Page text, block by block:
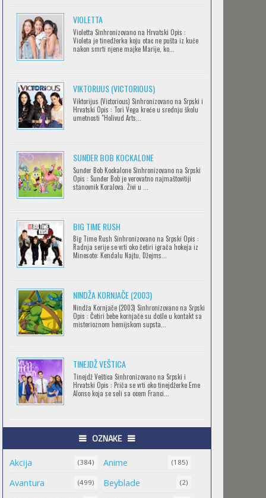
IPAK SE OKREĆE (GALILEO: EPPUR SI
MUOVE)
Feb 12 2023 |Gledaj »
Feb 12 2023 |
SERVAMP
Feb 12 2023 |Gledaj »
2.43: SEIIN HIGH SCHOOL BOYS
VOLLEYBALL TEAM
CLEAN FREAK! AOYAMA-KUN
RECORD OF RAGNAROK
Feb 11 2023 |Gledaj »
TORADORA
Feb 11 2023 |Gledaj »
TRIGUN STAMPEDE
Feb 11 2023 |Gledaj »
ORIENT
VIOLETTA
Violetta Sinhronizovano na Hrvatski Opis :
Violeta je tinedžerka koju otac ne pušta iz kuće
nakon smrti njene majke Marije, ko...
VIKTORIJUS (VICTORIOUS)
Viktorijus (Victorious) Sinhronizovano na Srpski i
Hrvatski Opis : Tori Vega kreće u srednju školu
umetnosti "Holivud Arts...
SUNĐER BOB KOCKALONE
Sunđer Bob Kockalone Sinhronizovano na Srpski
Opis : Sunđer Bob je verovatno najmaštovitiji
stanovnik Koralova. Živi u ...
BIG TIME RUSH
Big Time Rush Sinhronizovano na Srpski Opis :
Radnja serije se vrti oko četiri igrača hokeja iz
Minesote: Kendalu Najtu, Džejms...
NINDŽA KORNJAČE (2003)
Nindža Kornjače (2003) Sinhronizovano na Srpski
Opis : Četiri bebe kornjače su došle u kontakt sa
misterioznom hemijskom supsta...
TINEJDŽ VEŠTICA
Tinejdž Veštica Sinhronizovano na Srpski i
Hrvatski Opis : Priča se vrti oko tinejdžerke Eme
Alonso koja se seli sa ocem Franci...
OZNAKE
Akcija (384) Anime (185)
Avantura (499) Beyblade (2)